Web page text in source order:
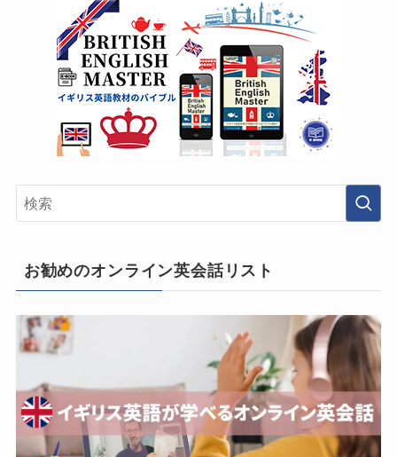
お勧めのオンライン英会話リスト